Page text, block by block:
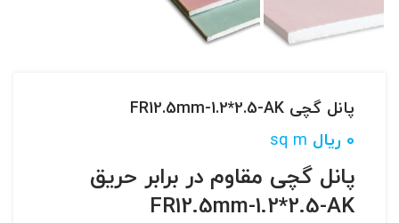
پانل گچی FR12.5mm-1.2*2.5-AK
0 ریال
پانل گچی مقاوم در برابر حریق
FR12.5mm-1.2*2.5-AK